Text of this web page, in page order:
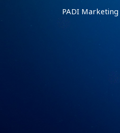
PADI Marketing